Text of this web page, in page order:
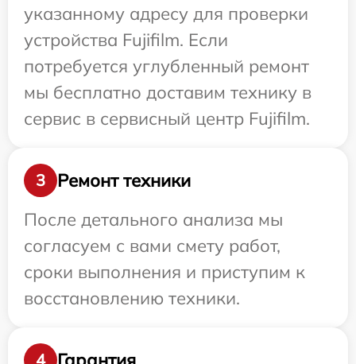
указанному адресу для проверки
устройства Fujifilm. Если
потребуется углубленный ремонт
мы бесплатно доставим технику в
сервис в сервисный центр Fujifilm.
3
Ремонт техники
После детального анализа мы
согласуем с вами смету работ,
сроки выполнения и приступим к
восстановлению техники.
4